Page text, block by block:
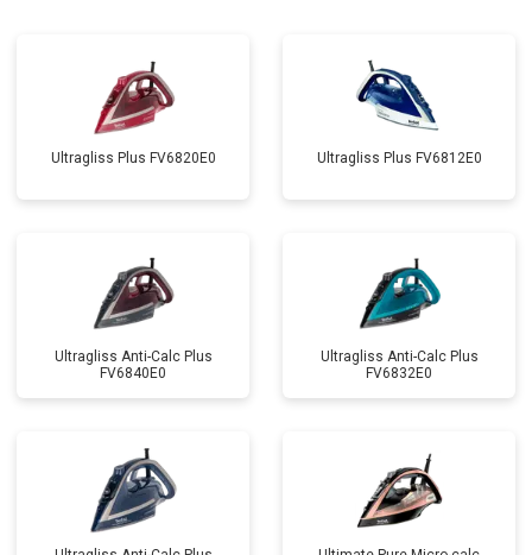
Ultragliss Plus FV6820E0 Ultragliss Plus FV6812E0
Ultragliss Anti-Calc Plus
FV6840E0
Ultragliss Anti-Calc Plus
FV6832E0